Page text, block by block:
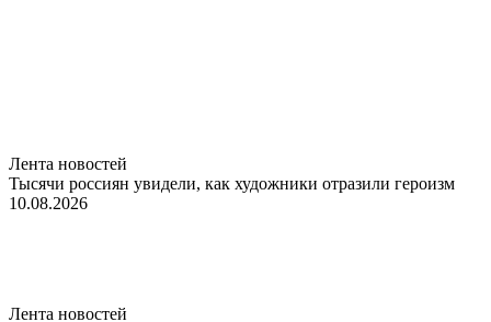
Лента новостей
Тысячи россиян увидели, как художники отразили героизм
10.08.2026
Лента новостей